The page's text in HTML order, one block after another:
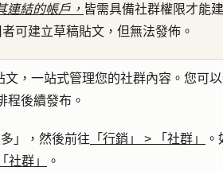
連結的帳戶， 皆需具備社群權限才能
可建立草稿貼文，但無法發佈。
文，一站式管理您的社群內容。您可
程後續發布。
」 ，然後前往 「行銷」 > 「社群」
「社群」 。